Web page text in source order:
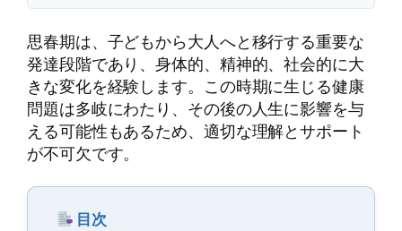
思春期は、子どもから大人へと移行する重要な
発達段階であり、身体的、精神的、社会的に大
きな変化を経験します。この時期に生じる健康
問題は多岐にわたり、その後の人生に影響を与
える可能性もあるため、適切な理解とサポート
が不可欠です。
目次